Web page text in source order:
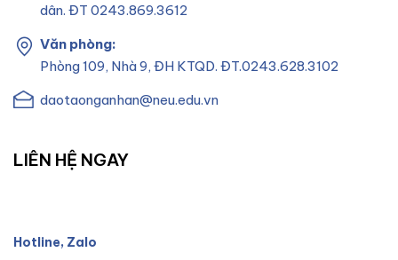
dân. ĐT 0243.869.3612
Văn phòng:
Phòng 109, Nhà 9, ĐH KTQD. ĐT.0243.628.3102
daotaonganhan@neu.edu.vn
LIÊN HỆ NGAY
Hotline, Zalo